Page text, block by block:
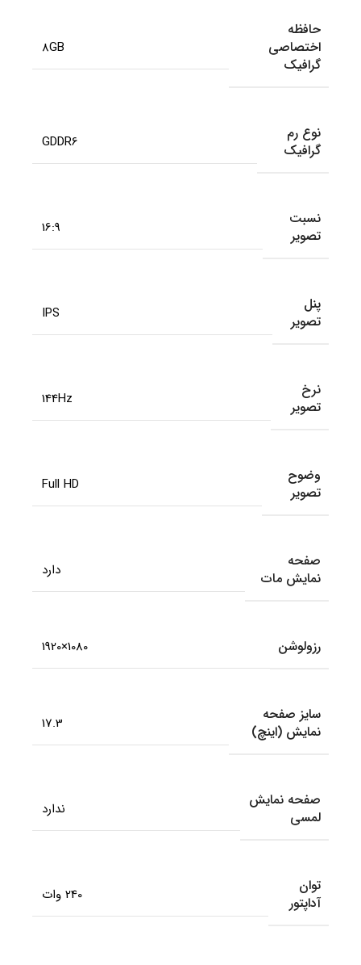
حافظه
اختصاصی
گرافیک
8GB
نوع رم
گرافیک
GDDR6
نسبت
تصویر
16:9
پنل
تصویر
IPS
نرخ
تصویر
144Hz
وضوح
تصویر
Full HD
صفحه
نمایش مات
دارد
رزولوشن 1080×1920
سایز صفحه
نمایش (اینچ)
17.3
صفحه نمایش
لمسی
ندارد
توان
آداپتور
240 وات